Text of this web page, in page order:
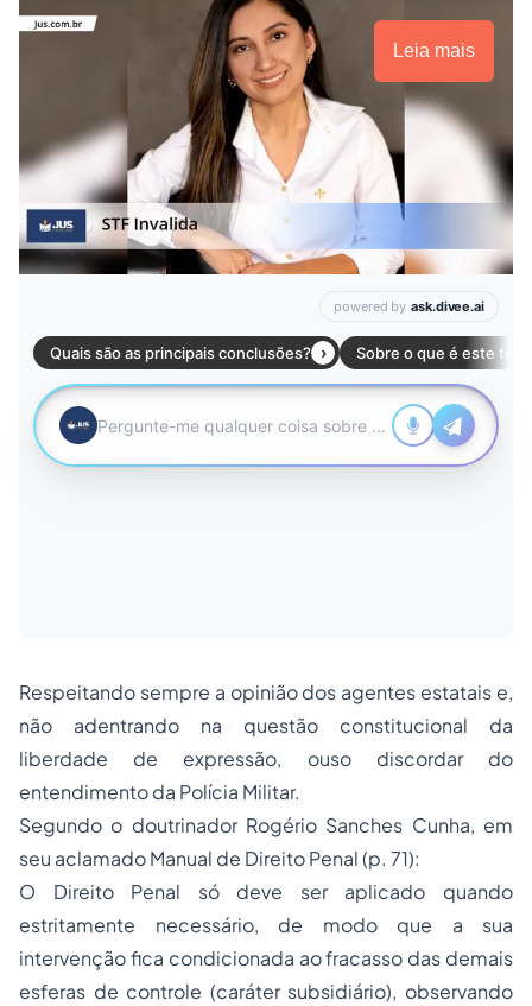
Leia mais
Respeitando sempre a opinião dos agentes estatais e,
não adentrando na questão constitucional da
liberdade de expressão, ouso discordar do
entendimento da Polícia Militar.
Segundo o doutrinador Rogério Sanches Cunha, em
seu aclamado Manual de Direito Penal (p. 71):
O Direito Penal só deve ser aplicado quando
estritamente necessário, de modo que a sua
intervenção fica condicionada ao fracasso das demais
esferas de controle (caráter subsidiário), observando